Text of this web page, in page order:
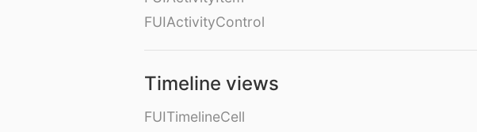
FUIActivityControl
Timeline views
FUITimelineCell